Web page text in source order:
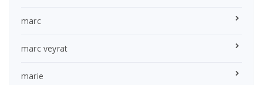
marc
marc veyrat
marie